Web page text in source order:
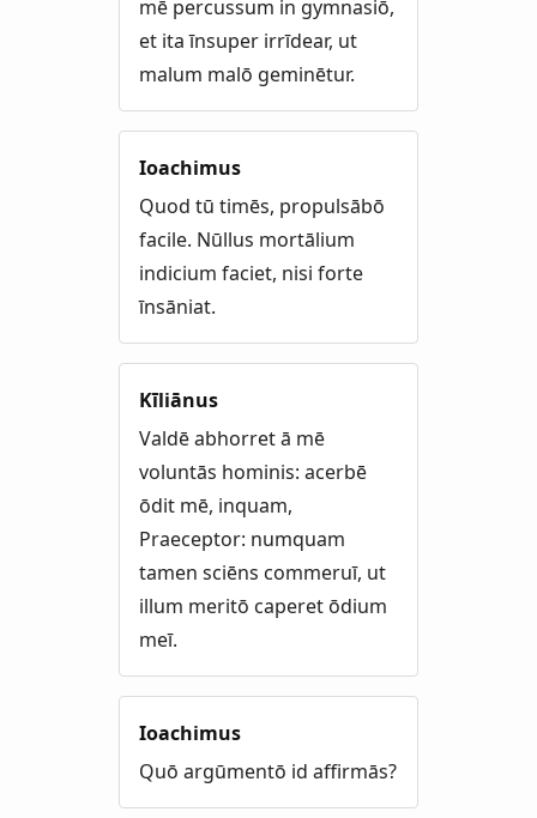
mē percussum in gymnasiō,
et ita īnsuper irrīdear, ut
malum malō geminētur.
Ioachimus
Quod tū timēs, propulsābō
facile. Nūllus mortālium
indicium faciet, nisi forte
īnsāniat.
Kīliānus
Valdē abhorret ā mē
voluntās hominis: acerbē
ōdit mē, inquam,
Praeceptor: numquam
tamen sciēns commeruī, ut
illum meritō caperet ōdium
meī.
Ioachimus
Quō argūmentō id affirmās?